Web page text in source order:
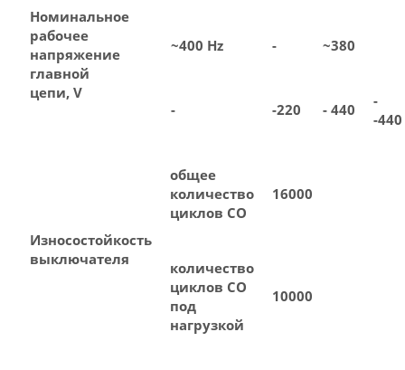
Номинальное
рабочее
напряжение
главной
цепи, V
~400 Hz - ~380
- -220 - 440
-
-440
Износостойкость
выключателя
общее
количество
циклов СО
16000
количество
циклов СО
под
нагрузкой
10000